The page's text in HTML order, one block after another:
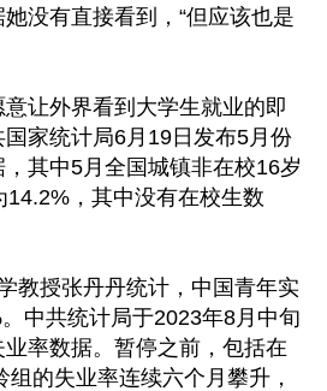
没有直接看到，“但应该也是
让外界看到大学生就业的即
家统计局6月19日发布5月份
其中5月全国城镇非在校16岁
14.2%，其中没有在校生数
教授张丹丹统计，中国青年实
中共统计局于2023年8月中旬
率数据。暂停之前，包括在
的失业率连续六个月攀升，